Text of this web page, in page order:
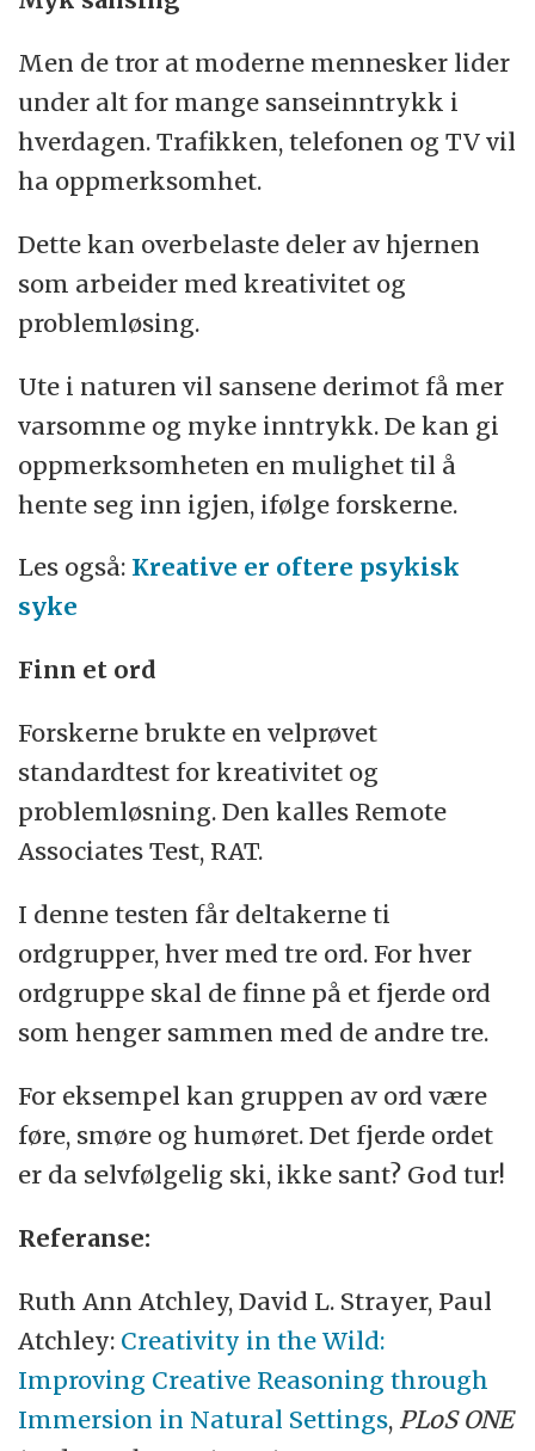
Men de tror at moderne mennesker lider
under alt for mange sanseinntrykk i
hverdagen. Trafikken, telefonen og TV vil
ha oppmerksomhet.
Dette kan overbelaste deler av hjernen
som arbeider med kreativitet og
problemløsing.
Ute i naturen vil sansene derimot få mer
varsomme og myke inntrykk. De kan gi
oppmerksomheten en mulighet til å
hente seg inn igjen, ifølge forskerne.
Les også: Kreative er oftere psykisk
syke
Finn et ord
Forskerne brukte en velprøvet
standardtest for kreativitet og
problemløsning. Den kalles Remote
Associates Test, RAT.
I denne testen får deltakerne ti
ordgrupper, hver med tre ord. For hver
ordgruppe skal de finne på et fjerde ord
som henger sammen med de andre tre.
For eksempel kan gruppen av ord være
føre, smøre og humøret. Det fjerde ordet
er da selvfølgelig ski, ikke sant? God tur!
Referanse:
Ruth Ann Atchley, David L. Strayer, Paul
Atchley: Creativity in the Wild:
Improving Creative Reasoning through
Immersion in Natural Settings, PLoS ONE